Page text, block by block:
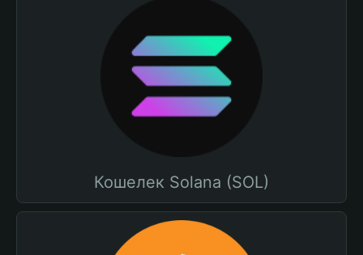
Кошелек Solana (SOL)